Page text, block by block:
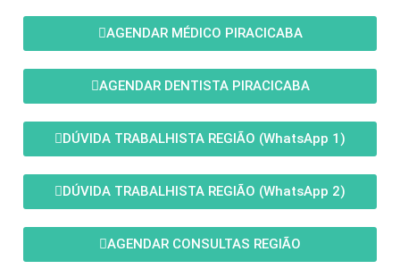
AGENDAR MÉDICO PIRACICABA
AGENDAR DENTISTA PIRACICABA
DÚVIDA TRABALHISTA REGIÃO (WhatsApp 1)
DÚVIDA TRABALHISTA REGIÃO (WhatsApp 2)
AGENDAR CONSULTAS REGIÃO